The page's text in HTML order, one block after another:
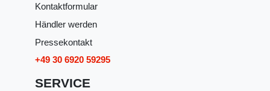
Kontaktformular
Händler werden
Pressekontakt
+49 30 6920 59295
SERVICE